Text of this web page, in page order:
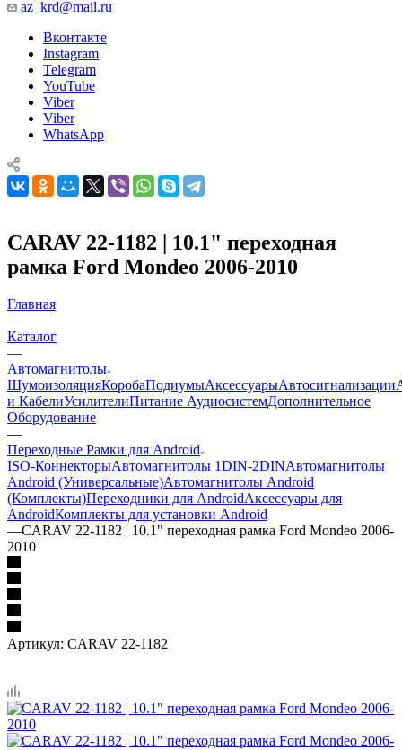
az_krd@mail.ru
Вконтакте
Instagram
Telegram
YouTube
Viber
Viber
WhatsApp
CARAV 22-1182 | 10.1" переходная
рамка Ford Mondeo 2006-2010
Главная
—
Каталог
—
Автомагнитолы
ШумоизоляцияКоробаПодиумыАксессуарыАвтосигнализации
и КабелиУсилителиПитание АудиосистемДополнительное
Оборудование
—
Переходные Рамки для Android
ISO-КоннекторыАвтомагнитолы 1DIN-2DINАвтомагнитолы
Android (Универсальные)Автомагнитолы Android
(Комплекты)Переходники для AndroidАксессуары для
AndroidКомплекты для установки Android
—CARAV 22-1182 | 10.1" переходная рамка Ford Mondeo 2006-
2010
Артикул: CARAV 22-1182